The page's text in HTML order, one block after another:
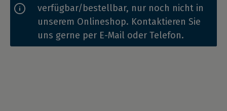
verfügbar/bestellbar, nur noch nicht in
unserem Onlineshop. Kontaktieren Sie
uns gerne per E-Mail oder Telefon.